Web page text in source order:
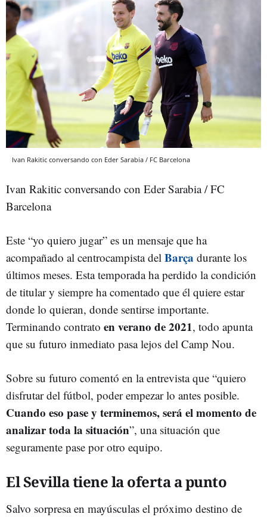
Ivan Rakitic conversando con Eder Sarabia / FC Barcelona
Ivan Rakitic conversando con Eder Sarabia / FC
Barcelona
Este “yo quiero jugar” es un mensaje que ha
acompañado al centrocampista del Barça durante los
últimos meses. Esta temporada ha perdido la condición
de titular y siempre ha comentado que él quiere estar
donde lo quieran, donde sentirse importante.
Terminando contrato en verano de 2021, todo apunta
que su futuro inmediato pasa lejos del Camp Nou.
Sobre su futuro comentó en la entrevista que “quiero
disfrutar del fútbol, poder empezar lo antes posible.
Cuando eso pase y terminemos, será el momento de
analizar toda la situación”, una situación que
seguramente pase por otro equipo.
El Sevilla tiene la oferta a punto
Salvo sorpresa en mayúsculas el próximo destino de